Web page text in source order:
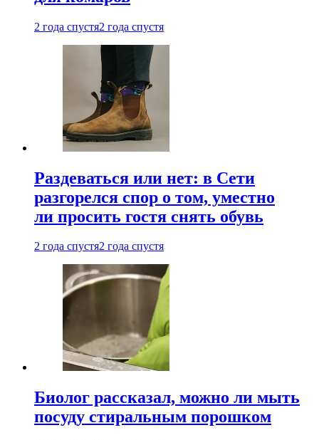
2 года спустя2 года спустя
Раздеваться или нет: в Сети
разгорелся спор о том, уместно
ли просить гостя снять обувь
2 года спустя2 года спустя
Биолог рассказал, можно ли мыть
посуду стиральным порошком